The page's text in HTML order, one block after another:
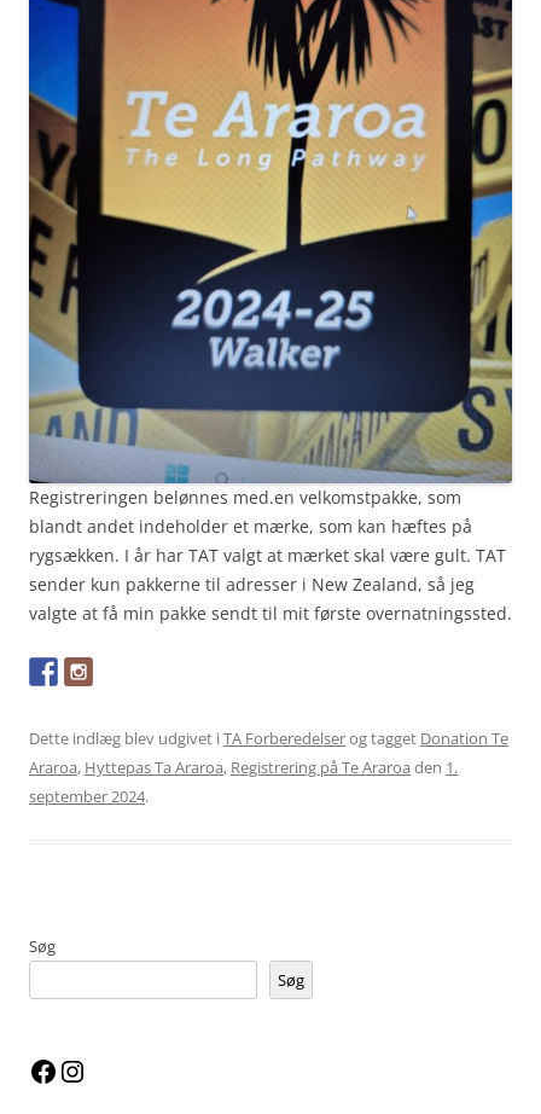
Registreringen belønnes med.en velkomstpakke, som
blandt andet indeholder et mærke, som kan hæftes på
rygsækken. I år har TAT valgt at mærket skal være gult. TAT
sender kun pakkerne til adresser i New Zealand, så jeg
valgte at få min pakke sendt til mit første overnatningssted.
Dette indlæg blev udgivet iTA Forberedelserog tagget Donation Te
Araroa, Hyttepas Ta Araroa, Registrering på Te Araroa den 1.
september 2024.
Søg
Søg
Facebook